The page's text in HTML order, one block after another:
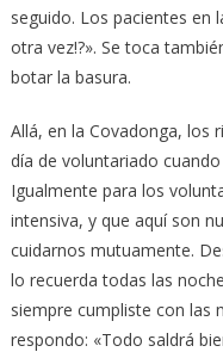
seguido. Los pacientes en
otra vez!?». Se toca
botar la basura.
Allá, en la Covadonga, los
día de voluntariado
Igualmente para los
intensiva, y que aquí son
cuidarnos mutuamente.
lo recuerda todas las
siempre cumpliste con las
respondo: «Todo saldrá